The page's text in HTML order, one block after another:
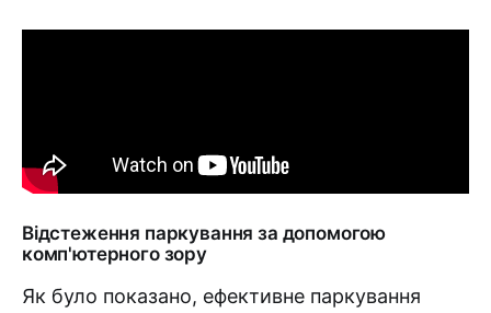
Відстеження паркування за допомогою
комп'ютерного зору
Як було показано, ефективне паркування